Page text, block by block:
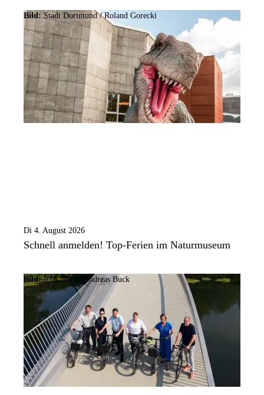
Bild:Stadt Dortmund / Roland Gorecki
Di 4. August 2026
Schnell anmelden! Top-Ferien im Naturmuseum
Bild: IGA 2027 / Andreas Buck